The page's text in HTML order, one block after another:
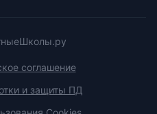
соглашение
и защиты ПД